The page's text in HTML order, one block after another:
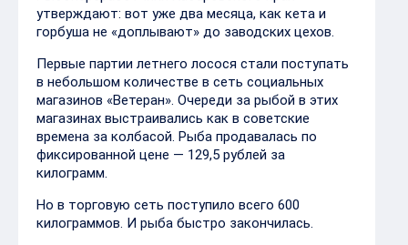
утверждают: вот уже два месяца, как кета и
горбуша не «доплывают» до заводских цехов.
Первые партии летнего лосося стали поступать
в небольшом количестве в сеть социальных
магазинов «Ветеран». Очереди за рыбой в этих
магазинах выстраивались как в советские
времена за колбасой. Рыба продавалась по
фиксированной цене — 129,5 рублей за
килограмм.
Но в торговую сеть поступило всего 600
килограммов. И рыба быстро закончилась.